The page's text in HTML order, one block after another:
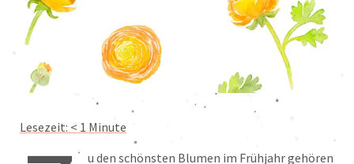
Lesezeit: < 1 Minute
u den schönsten Blumen im Frühjahr gehören